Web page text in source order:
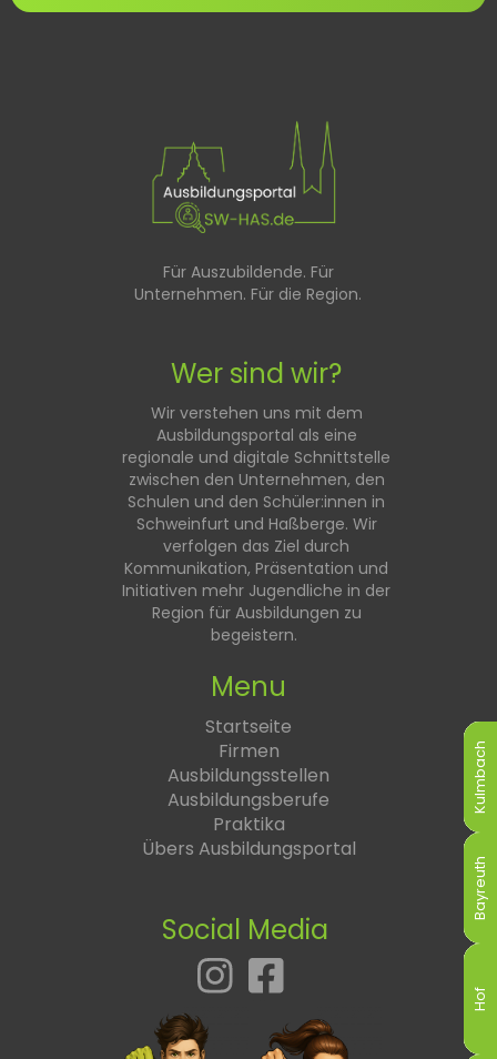
Kulmbach
Bayreuth
Hof
Kulmbach
Bayreuth
Hof
Kulmbach
Bayreuth
Hof
Kulmbach
Bayreuth
Hof
Kulmbach
Bayreuth
Hof
Kulmbach
Bayreuth
Hof
Für Auszubildende. Für
Unternehmen. Für die Region.
Wer sind wir?
Wir verstehen uns mit dem
Ausbildungsportal als eine
regionale und digitale Schnittstelle
zwischen den Unternehmen, den
Schulen und den Schüler:innen in
Schweinfurt und Haßberge. Wir
verfolgen das Ziel durch
Kommunikation, Präsentation und
Initiativen mehr Jugendliche in der
Region für Ausbildungen zu
begeistern.
Menu
Startseite
Firmen
Ausbildungsstellen
Ausbildungsberufe
Praktika
Übers Ausbildungsportal
Social Media